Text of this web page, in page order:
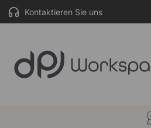
Kontaktieren Sie uns